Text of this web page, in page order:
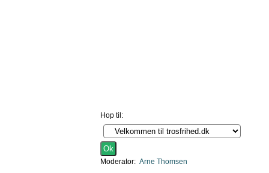
Hop til:
Moderator: Arne Thomsen